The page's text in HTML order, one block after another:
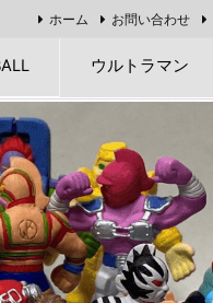
ウルトラマン
ホーム お問い合わせ